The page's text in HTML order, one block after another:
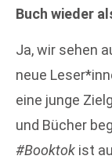
Buch wieder
Ja, wir sehen
neue
eine junge
und Bücher
#Booktok ist